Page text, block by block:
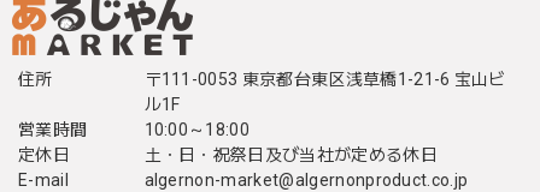
住所
〒111-0053 東京都台東区浅草橋1-21-6 宝山ビ
ル1F
営業時間
10:00～18:00
定休日
土・日・祝祭日及び当社が定める休日
E-mail
algernon-market@algernonproduct.co.jp